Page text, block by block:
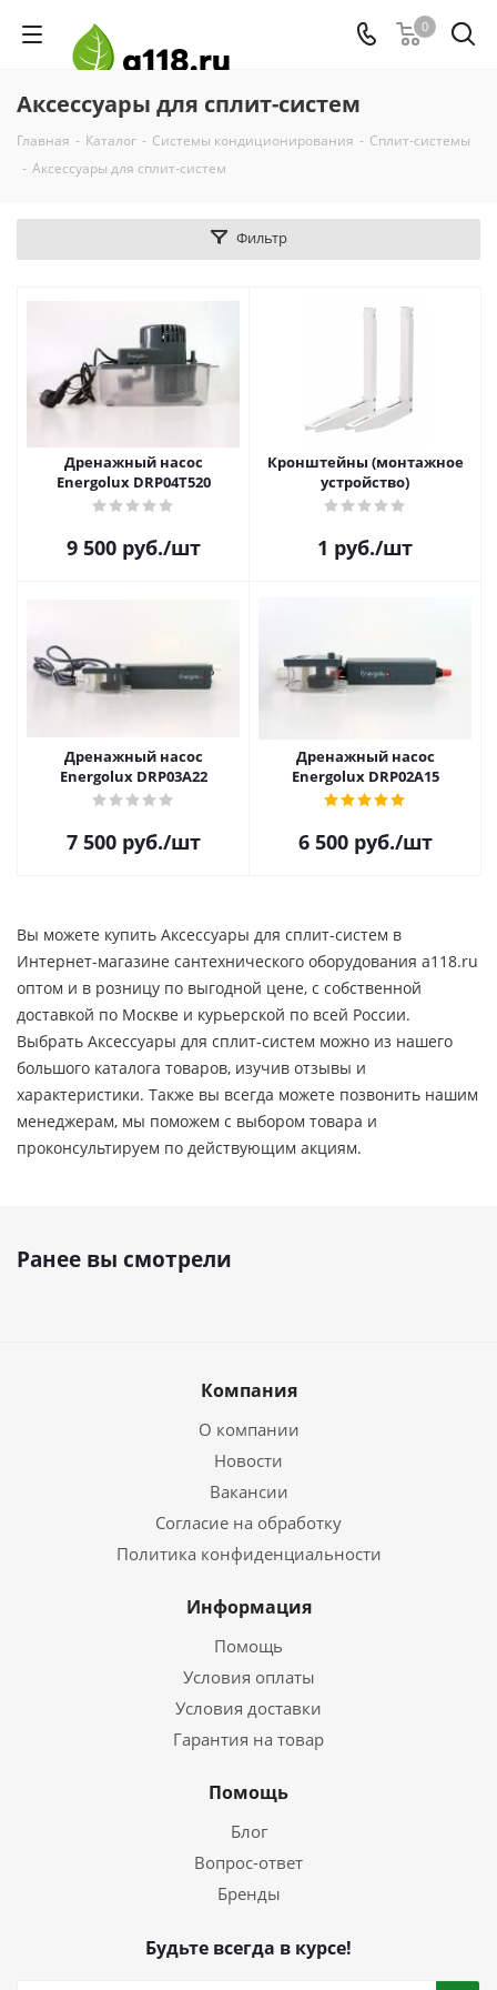
0
Аксессуары для сплит-систем
Главная - Каталог - Системы кондиционирования - Сплит-системы
- Аксессуары для сплит-систем
Фильтр
Дренажный насос
Energolux DRP04Т520
9 500руб./шт
Кронштейны (монтажное
устройство)
1 руб./шт
Дренажный насос
Energolux DRP03A22
7 500руб./шт
Дренажный насос
Energolux DRP02A15
6 500руб./шт
Вы можете купить Аксессуары для сплит-систем в
Интернет-магазине сантехнического оборудования a118.ru
оптом и в розницу по выгодной цене, c собственной
доставкой по Москве и курьерской по всей России.
Выбрать Аксессуары для сплит-систем можно из нашего
большого каталога товаров, изучив отзывы и
характеристики. Также вы всегда можете позвонить нашим
менеджерам, мы поможем с выбором товара и
проконсультируем по действующим акциям.
Ранее вы смотрели
Компания
О компании
Новости
Вакансии
Согласие на обработку
Политика конфиденциальности
Информация
Помощь
Условия оплаты
Условия доставки
Гарантия на товар
Помощь
Блог
Вопрос-ответ
Бренды
Будьте всегда в курсе!